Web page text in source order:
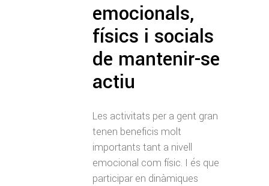
emocionals,
físics i socials
de mantenir-se
actiu
Les activitats per a gent gran
tenen beneficis molt
importants tant a nivell
emocional com físic. I és que
participar en dinàmiques